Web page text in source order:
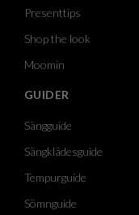
Presenttips
Shop the look
Moomin
GUIDER
Sängguide
Sängklädesguide
Tempurguide
Sömnguide